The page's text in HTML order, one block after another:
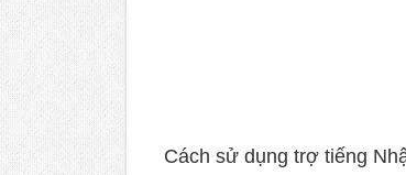
Cách sử dụng trợ tiếng